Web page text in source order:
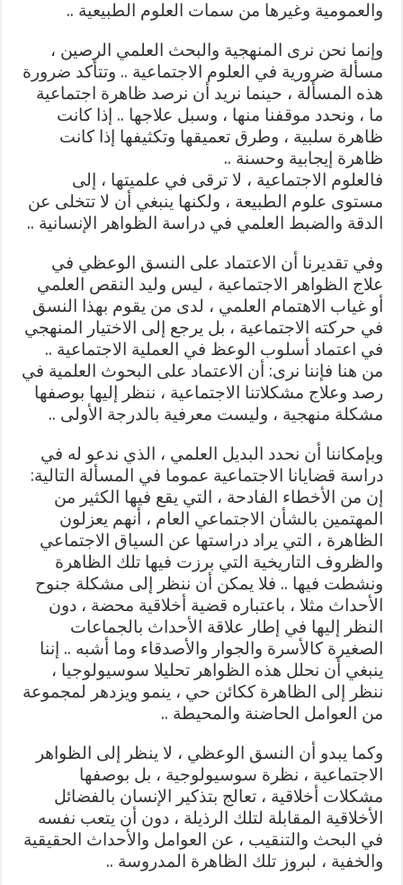
والعمومية وغيرها من سمات العلوم الطبيعية ..
وإنما نحن نرى المنهجية والبحث العلمي الرصين ،
مسألة ضرورية في العلوم الاجتماعية .. وتتأكد ضرورة
هذه المسألة ، حينما نريد أن نرصد ظاهرة اجتماعية
ما ، ونحدد موقفنا منها ، وسبل علاجها .. إذا كانت
ظاهرة سلبية ، وطرق تعميقها وتكثيفها إذا كانت
ظاهرة إيجابية وحسنة ..
فالعلوم الاجتماعية ، لا ترقى في علميتها ، إلى
مستوى علوم الطبيعة ، ولكنها ينبغي أن لا تتخلى عن
الدقة والضبط العلمي في دراسة الظواهر الإنسانية ..
وفي تقديرنا أن الاعتماد على النسق الوعظي في
علاج الظواهر الاجتماعية ، ليس وليد النقص العلمي
أو غياب الاهتمام العلمي ، لدى من يقوم بهذا النسق
في حركته الاجتماعية ، بل يرجع إلى الاختيار المنهجي
في اعتماد أسلوب الوعظ في العملية الاجتماعية ..
من هنا فإننا نرى: أن الاعتماد على البحوث العلمية في
رصد وعلاج مشكلاتنا الاجتماعية ، ننظر إليها بوصفها
مشكلة منهجية ، وليست معرفية بالدرجة الأولى ..
وبإمكاننا أن نحدد البديل العلمي ، الذي ندعو له في
دراسة قضايانا الاجتماعية عموما في المسألة التالية:
إن من الأخطاء الفادحة ، التي يقع فيها الكثير من
المهتمين بالشأن الاجتماعي العام ، أنهم يعزلون
الظاهرة ، التي يراد دراستها عن السياق الاجتماعي
والظروف التاريخية التي برزت فيها تلك الظاهرة
ونشطت فيها .. فلا يمكن أن ننظر إلى مشكلة جنوح
الأحداث مثلا ، باعتباره قضية أخلاقية محضة ، دون
النظر إليها في إطار علاقة الأحداث بالجماعات
الصغيرة كالأسرة والجوار والأصدقاء وما أشبه .. إننا
ينبغي أن نحلل هذه الظواهر تحليلا سوسيولوجيا ،
ننظر إلى الظاهرة ككائن حي ، ينمو ويزدهر لمجموعة
من العوامل الحاضنة والمحيطة ..
وكما يبدو أن النسق الوعظي ، لا ينظر إلى الظواهر
الاجتماعية ، نظرة سوسيولوجية ، بل بوصفها
مشكلات أخلاقية ، تعالج بتذكير الإنسان بالفضائل
الأخلاقية المقابلة لتلك الرذيلة ، دون أن يتعب نفسه
في البحث والتنقيب ، عن العوامل والأحداث الحقيقية
والخفية ، لبروز تلك الظاهرة المدروسة ..